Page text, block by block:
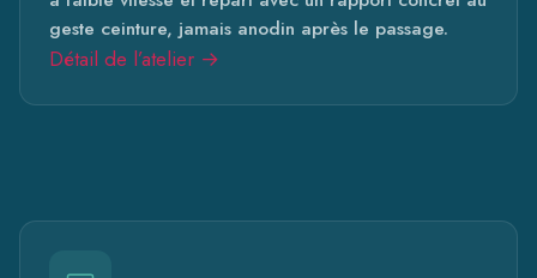
geste ceinture, jamais anodin après le passage.
Détail de l’atelier →